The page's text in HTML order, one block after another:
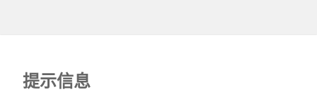
提示信息